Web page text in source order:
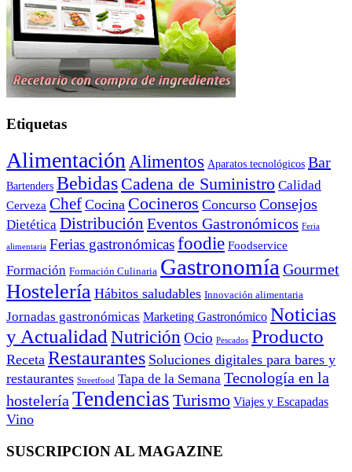
Etiquetas
Alimentación Alimentos Aparatos tecnológicos Bar
Bartenders Bebidas Cadena de Suministro Calidad
Cerveza Chef Cocina Cocineros Concurso Consejos
Dietética Distribución Eventos Gastronómicos Feria
alimentaria Ferias gastronómicasfoodie Foodservice
Formación Formación Culinaria Gastronomía Gourmet
Hostelería Hábitos saludables Innovación alimentaria
Jornadas gastronómicas Marketing Gastronómico Noticias
y Actualidad Nutrición Ocio Pescados Producto
Receta Restaurantes Soluciones digitales para bares y
restaurantes Streetfood Tapa de la Semana Tecnología en la
hostelería Tendencias Turismo Viajes y Escapadas
Vino
SUSCRIPCION AL MAGAZINE